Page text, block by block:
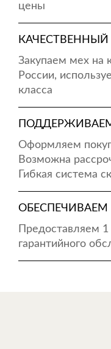
цены
Закупаем мех на
России,
класса
Оформляем
Возможна
Гибкая система
Предоставляем 1
гарантийного